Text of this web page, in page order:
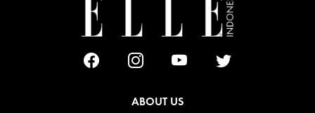
ABOUT US